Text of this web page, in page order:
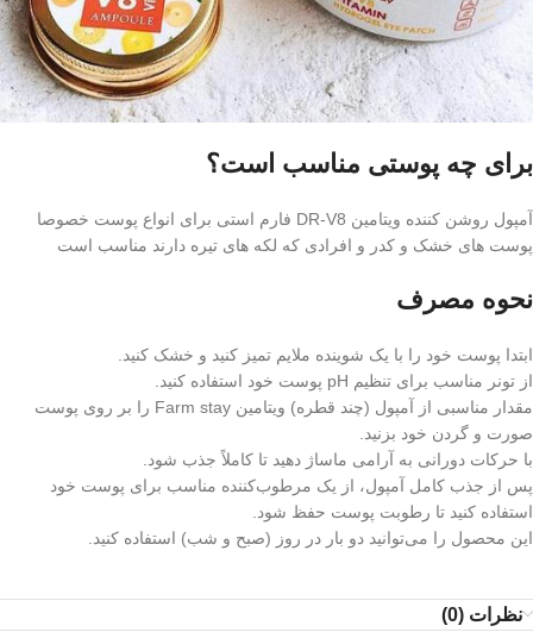
برای چه پوستی مناسب است؟
آمپول روشن کننده ویتامین DR-V8 فارم استی برای انواع پوست خصوصا
پوست های خشک و کدر و افرادی که لکه های تیره دارند مناسب است
نحوه مصرف
ابتدا پوست خود را با یک شوینده ملایم تمیز کنید و خشک کنید.
از تونر مناسب برای تنظیم pH پوست خود استفاده کنید.
مقدار مناسبی از آمپول (چند قطره) ویتامین Farm stay را بر روی پوست
صورت و گردن خود بزنید.
با حرکات دورانی به آرامی ماساژ دهید تا کاملاً جذب شود.
پس از جذب کامل آمپول، از یک مرطوب‌کننده مناسب برای پوست خود
استفاده کنید تا رطوبت پوست حفظ شود.
این محصول را می‌توانید دو بار در روز (صبح و شب) استفاده کنید.
نظرات (0)